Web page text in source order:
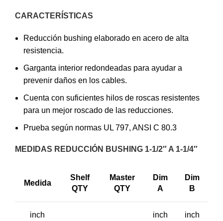
CARACTERÍSTICAS
Reducción bushing elaborado en acero de alta
resistencia.
Garganta interior redondeadas para ayudar a
prevenir daños en los cables.
Cuenta con suficientes hilos de roscas resistentes
para un mejor roscado de las reducciones.
Prueba según normas UL 797, ANSI C 80.3
MEDIDAS REDUCCIÓN BUSHING 1-1/2″ A 1-1/4″
Medida
Shelf
QTY
Master
QTY
Dim
A
Dim
B
inch inch inch